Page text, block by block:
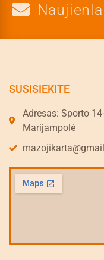
SUSISIEKITE
Adresas: Sporto
Marijampolė